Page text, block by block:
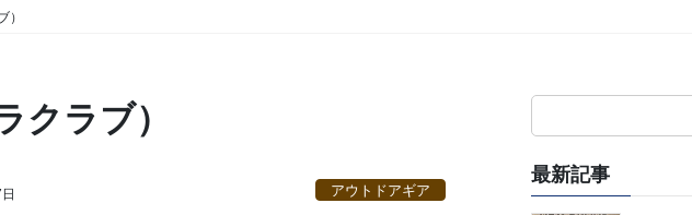
）
クラブ）
アウトドアギア
最新記事